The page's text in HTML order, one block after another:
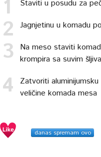
Staviti u posudu za
Jagnjetinu u komadu
Na meso staviti
krompira sa suvim
Zatvoriti
veličine komada mesa
danas spremam ovo